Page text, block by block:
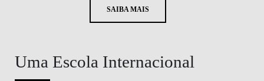
SAIBA MAIS
Uma Escola Internacional